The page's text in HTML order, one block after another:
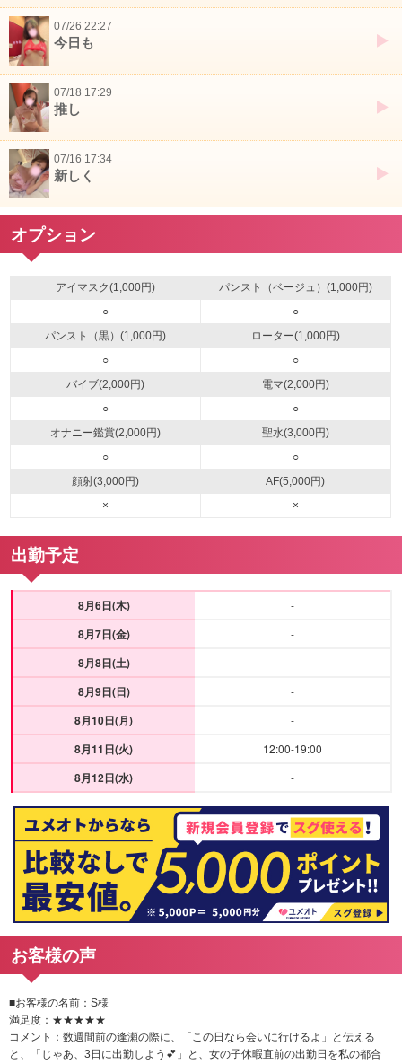
07/26 22:27
今日も
07/18 17:29
推し
07/16 17:34
新しく
オプション
アイマスク(1,000円)
○
パンスト（ベージュ）(1,000円)
○
パンスト（黒）(1,000円)
○
ローター(1,000円)
○
バイブ(2,000円)
○
電マ(2,000円)
○
オナニー鑑賞(2,000円)
○
聖水(3,000円)
○
顔射(3,000円)
×
AF(5,000円)
×
出勤予定
8月6日(木) -
8月7日(金) -
8月8日(土) -
8月9日(日) -
8月10日(月) -
8月11日(火) 12:00-19:00
8月12日(水) -
お客様の声
■お客様の名前：S様
満足度：★★★★★
コメント：数週間前の逢瀬の際に、「この日なら会いに行けるよ」と伝える
と、「じゃあ、3日に出勤しよう💕」と、女の子休暇直前の出勤日を私の都合